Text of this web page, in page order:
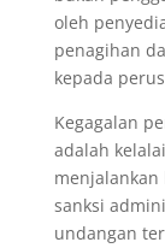
oleh
penagihan
kepada
Kegagalan
adalah
menjalankan
sanksi
undangan